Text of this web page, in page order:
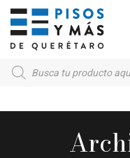
Products
search